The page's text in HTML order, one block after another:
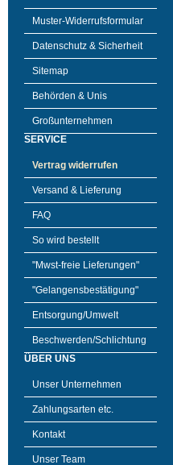
Muster-Widerrufsformular
Datenschutz & Sicherheit
Sitemap
Behörden & Unis
Großunternehmen
SERVICE
Vertrag widerrufen
Versand & Lieferung
FAQ
So wird bestellt
"Mwst-freie Lieferungen"
"Gelangensbestätigung"
Entsorgung/Umwelt
Beschwerden/Schlichtung
ÜBER UNS
Unser Unternehmen
Zahlungsarten etc.
Kontakt
Unser Team